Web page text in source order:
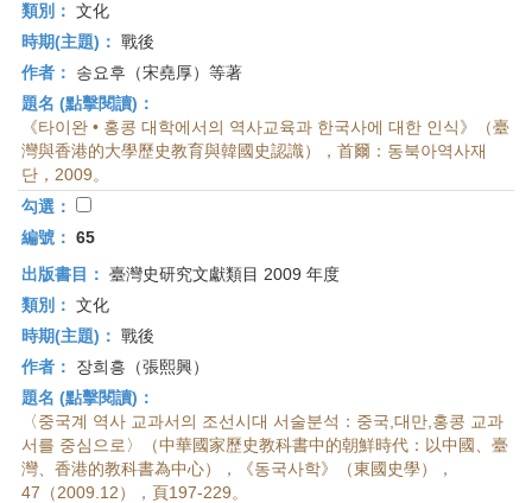
類別： 文化
時期(主題)： 戰後
作者：
송요후（宋堯厚）等著
題名 (點擊閱讀)：
《타이완 • 홍콩 대학에서의 역사교육과 한국사에 대한 인식》（臺
灣與香港的大學歷史教育與韓國史認識），首爾：동북아역사재
단，2009。
勾選：
編號： 65
出版書目： 臺灣史研究文獻類目 2009 年度
類別： 文化
時期(主題)： 戰後
作者：
장희흥（張熙興）
題名 (點擊閱讀)：
〈중국계 역사 교과서의 조선시대 서술분석：중국,대만,홍콩 교과
서를 중심으로〉（中華國家歷史教科書中的朝鮮時代：以中國、臺
灣、香港的教科書為中心），《동국사학》（東國史學），
47（2009.12），頁197-229。